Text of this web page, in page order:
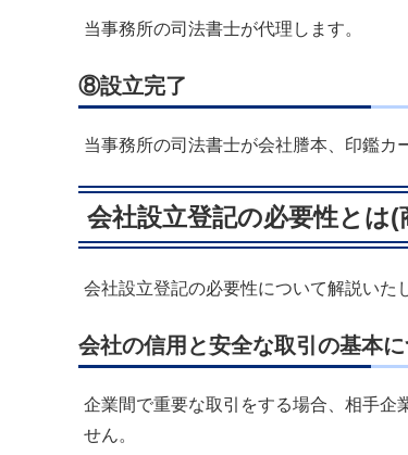
当事務所の司法書士が代理します。
⑧設立完了
当事務所の司法書士が会社謄本、印鑑カ
会社設立登記の必要性とは(
会社設立登記の必要性について解説いた
会社の信用と安全な取引の基本
企業間で重要な取引をする場合、相手企
せん。